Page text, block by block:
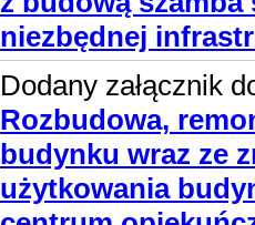
niezbędnej
Dodany załącznik
Rozbudowa,
budynku wraz ze
użytkowania